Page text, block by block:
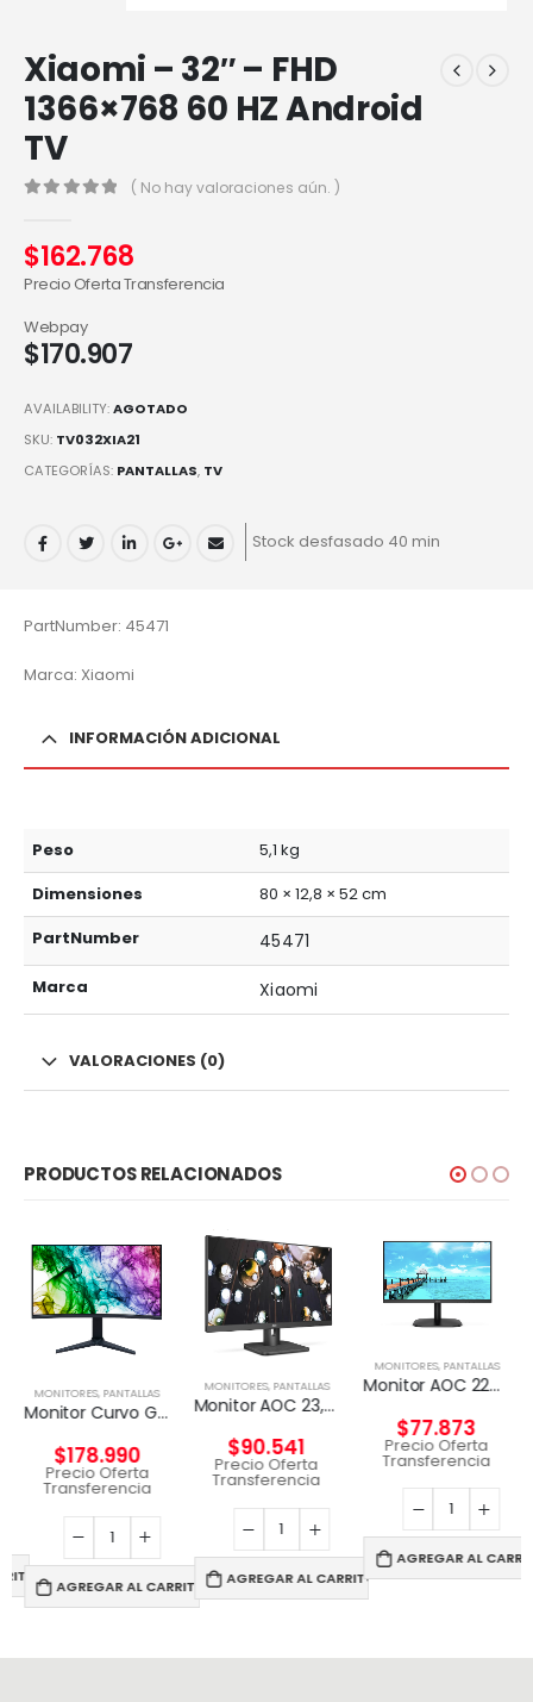
Xiaomi – 32″ – FHD
1366×768 60 HZ Android
TV
( No hay valoraciones aún. )
$162.768
Precio Oferta Transferencia
$170.907
Webpay
AVAILABILITY:AGOTADO
SKU: TV032XIA21
CATEGORÍAS: PANTALLAS, TV
Stock desfasado 40 min
PartNumber: 45471
Marca: Xiaomi
INFORMACIÓN ADICIONAL
Peso
5,1 kg
Dimensiones
80 × 12,8 × 52 cm
PartNumber
45471
Marca Xiaomi
VALORACIONES (0)
PRODUCTOS RELACIONADOS
MONITORES, PANTALLAS
Monitor Curvo Gamer – 27″ QHD 165Hz
$178.990
Precio Oferta
Transferencia
AGREGAR AL CARRITO
MONITORES, PANTALLAS
Monitor AOC 23,8″ Full HD (1920×1080), 60Hz
$90.541
Precio Oferta
Transferencia
AGREGAR AL CARRITO
MONITORES, PANTALLAS
Monitor AOC 22B2HN, 21.5″ FHD, 75Hz
$77.873
Precio Oferta
Transferencia
AGREGAR AL